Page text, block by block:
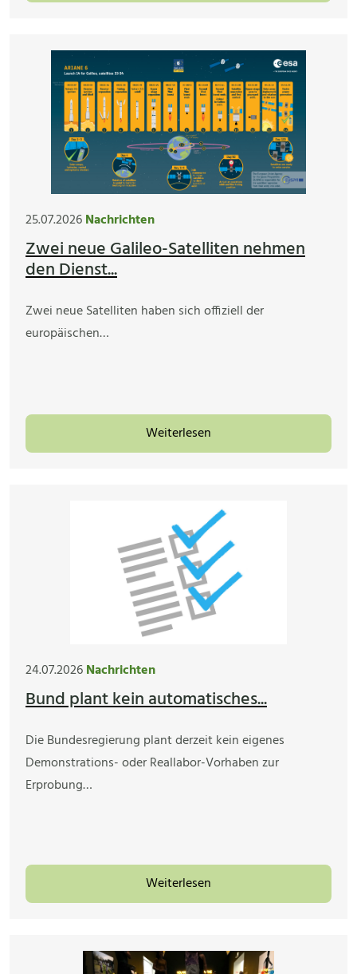
25.07.2026Nachrichten
Zwei neue Galileo-Satelliten nehmen
den Dienst...
Zwei neue Satelliten haben sich offiziell der
europäischen…
Weiterlesen
24.07.2026Nachrichten
Bund plant kein automatisches...
Die Bundesregierung plant derzeit kein eigenes
Demonstrations- oder Reallabor-Vorhaben zur
Erprobung…
Weiterlesen